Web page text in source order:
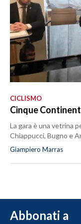
CICLISMO
Cinque
La gara è una vetrina
Chiappucci, Bugno e
Giampiero Marras
Abbonati a